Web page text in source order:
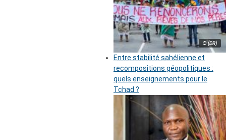
© (DR)
Entre stabilité sahélienne et
recompositions géopolitiques :
quels enseignements pour le
Tchad ?